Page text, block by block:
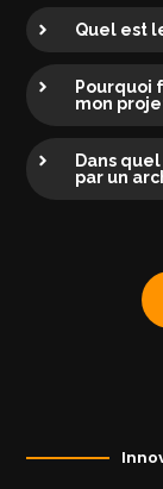
Quel est
Pourquoi
mon
Dans
par un